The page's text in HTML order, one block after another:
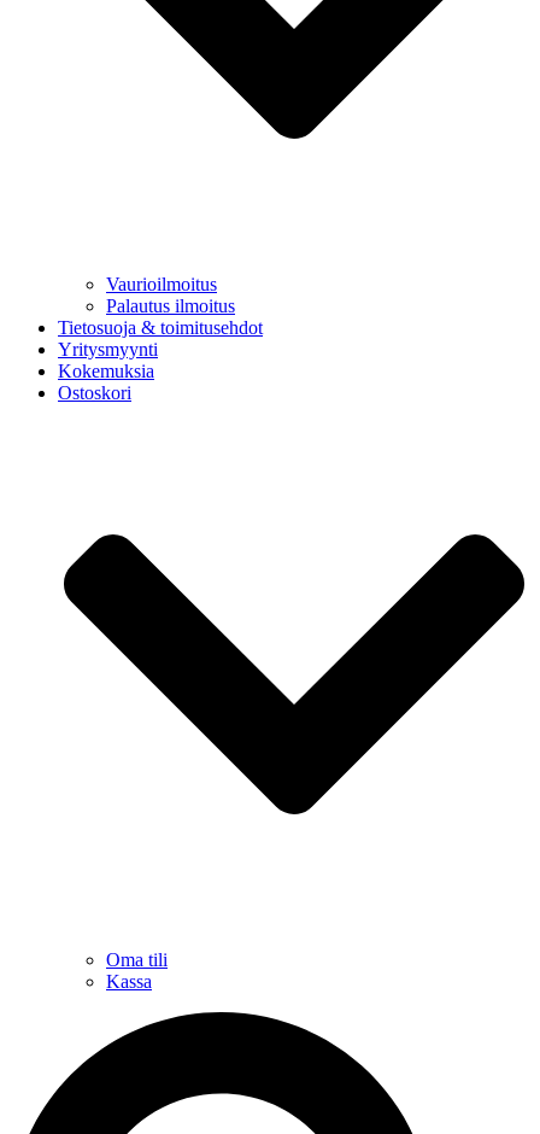
Vaurioilmoitus
Palautus ilmoitus
Tietosuoja & toimitusehdot
Yritysmyynti
Kokemuksia
Ostoskori
Oma tili
Kassa